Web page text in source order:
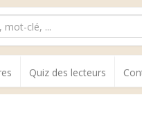
Quiz des lecteurs